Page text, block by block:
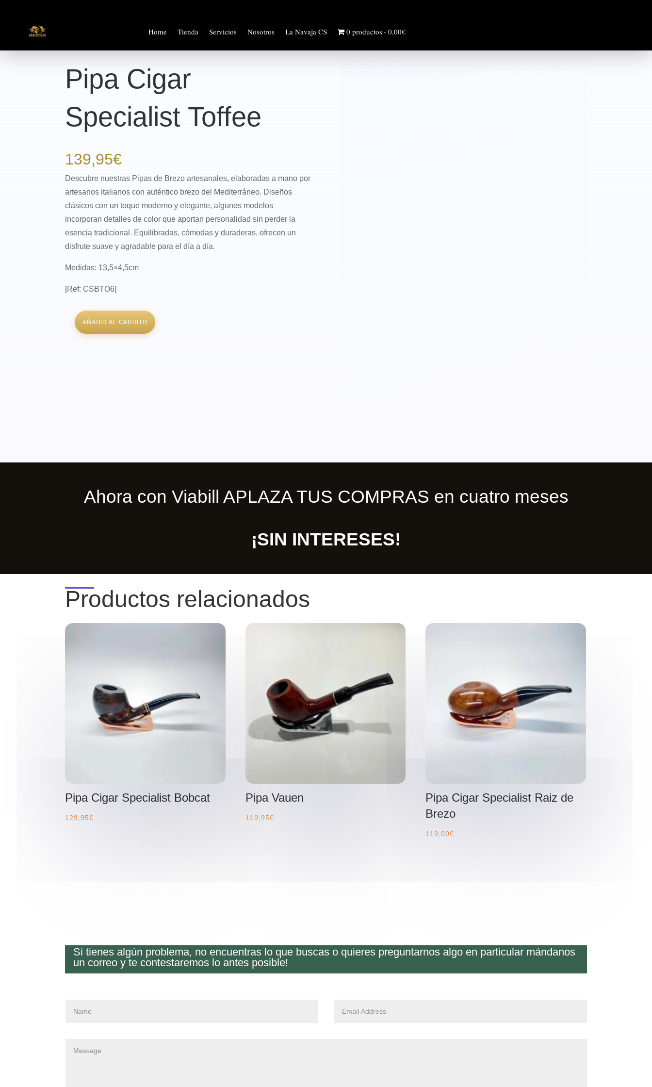
Home Tienda Servicios Nosotros La Navaja CS 0 productos 0,00€
Pipa Cigar
Specialist Toffee
139,95€
Descubre nuestras Pipas de Brezo artesanales, elaboradas a mano por
artesanos italianos con auténtico brezo del Mediterráneo. Diseños
clásicos con un toque moderno y elegante, algunos modelos
incorporan detalles de color que aportan personalidad sin perder la
esencia tradicional. Equilibradas, cómodas y duraderas, ofrecen un
disfrute suave y agradable para el día a día.
Medidas: 13,5×4,5cm
[Ref: CSBTO6]
Pipa
AÑADIR AL CARRITO
Ahora con Viabill APLAZA TUS COMPRAS en cuatro meses
¡SIN INTERESES!
Productos relacionados
Pipa Cigar Specialist Bobcat
129,95€
Pipa Vauen
119,95€
Pipa Cigar Specialist Raiz de
Brezo
119,00€
Si tienes algún problema, no encuentras lo que buscas o quieres preguntarnos algo en particular mándanos
un correo y te contestaremos lo antes posible!